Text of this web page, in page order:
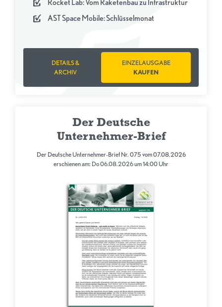
Rocket Lab: Vom Raketenbau zu Infrastruktur
AST Space Mobile: Schlüsselmonat
DETAILS &
ARCHIV
EINZELAUSGABE
KAUFEN
Der Deutsche
Unternehmer-Brief
Der Deutsche Unternehmer-Brief Nr. 075 vom 07.08.2026
erschienen am: Do 06.08.2026 um 14:00 Uhr